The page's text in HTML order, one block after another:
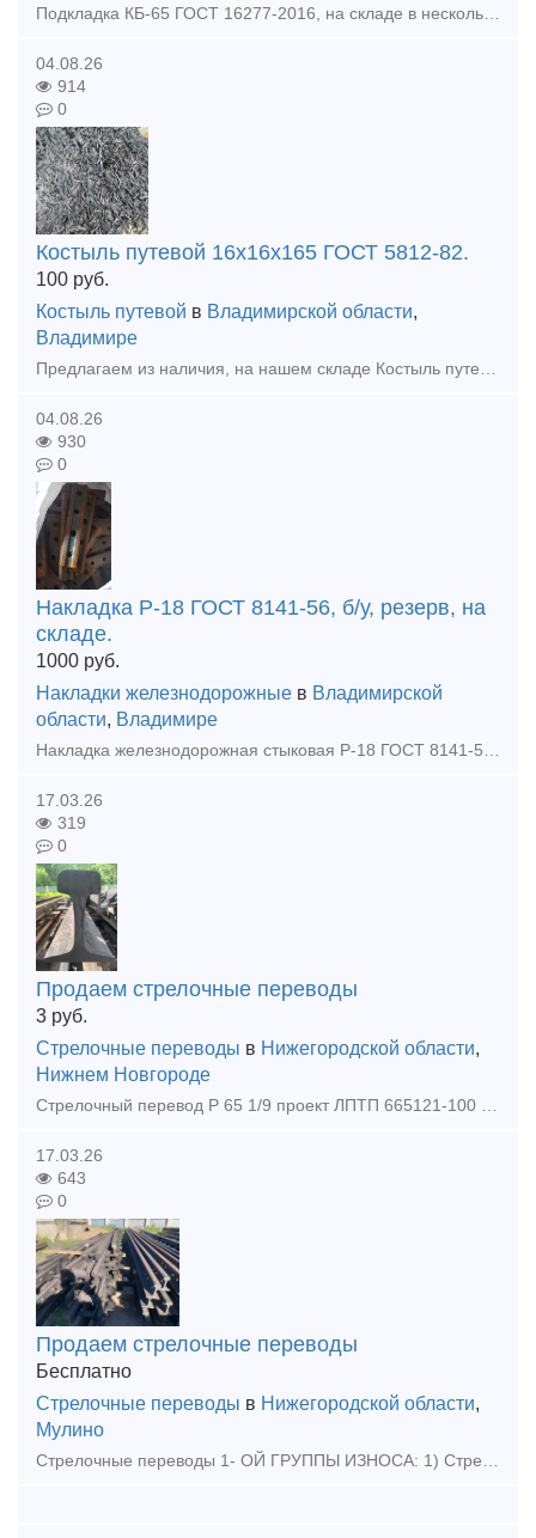
Подкладка КБ-65 ГОСТ 16277-2016, на складе в нескольких вариантах: новая, б/у, восстановленная. Доставка по России, или на самовывоз, с нашего склада. Звоните и размещайте вашу заявку: к.т.+7(90
04.08.26
914
0
Костыль путевой 16х16х165 ГОСТ 5812-82.
100 руб.
Костыль путевой в Владимирской области,
Владимире
Предлагаем из наличия, на нашем складе Костыль путевой 16х16х165 ГОСТ 5812-82, новый или Б/У, гарантия качества, быстрая отгрузка. Звоните и размещайте вашу заявку: к.т.+7(905)145-42-45
04.08.26
930
0
Накладка Р-18 ГОСТ 8141-56, б/у, резерв, на
складе.
1000 руб.
Накладки железнодорожные в Владимирской
области, Владимире
Накладка железнодорожная стыковая Р-18 ГОСТ 8141-56, для узкоколейных рельсов Р-18 б/у, восстановленная. Отгрузка: транспортной компанией или самовывоз Оплата: безналичный расчет, наличные, по факту
17.03.26
319
0
Продаем стрелочные переводы
3 руб.
Стрелочные переводы в Нижегородской области,
Нижнем Новгороде
Стрелочный перевод Р 65 1/9 проект ЛПТП 665121-100 с хранения ( без износа ) ЛЕВЫЙ
17.03.26
643
0
Продаем стрелочные переводы
Бесплатно
Стрелочные переводы в Нижегородской области,
Мулино
Стрелочные переводы 1- ОЙ ГРУППЫ ИЗНОСА: 1) Стрелочные перевод Р50 1/9 и 1/11 проект 2498; 2) Стрелочный перевод Р65 1/6 проект 2307.00000-14 3) Стрелочный перевод Р65 1/9 и 1/11 проект 2434; 4) С